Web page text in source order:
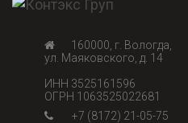
160000, г. Вологда,
ул. Маяковского, д. 14
ИНН 3525161596
ОГРН 1063525022681
+7 (8172) 21-05-75